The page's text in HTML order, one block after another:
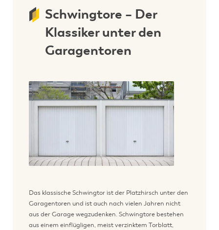
Schwingtore – Der
Klassiker unter den
Garagentoren
Das klassische Schwingtor ist der Platzhirsch unter den
Garagentoren und ist auch nach vielen Jahren nicht
aus der Garage wegzudenken. Schwingtore bestehen
aus einem einflügligen, meist verzinktem Torblatt,